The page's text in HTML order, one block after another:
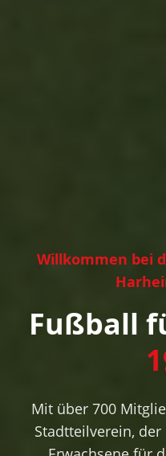
Willkommen bei
Fußball
Mit über 700
Stadtteilverein,